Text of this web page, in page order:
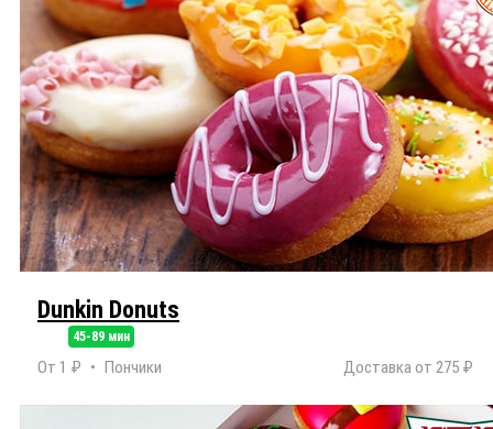
Dunkin Donuts
45-89 мин
От 1 ₽ Пончики Доставка от 275 ₽